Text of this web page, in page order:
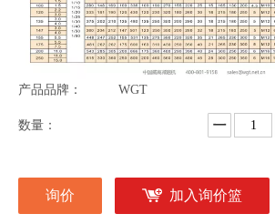
交货时间：
1-7天
供应能力：
每天 100 件
产品包装：
木箱/纸箱
产品品牌：
WGT
数量：
询价 加入询价篮